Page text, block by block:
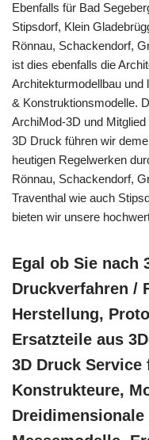
Ebenfalls für Bad
Stipsdorf, Klein
Rönnau, Schackendorf,
ist dies ebenfalls die
Architekturmodellbau und
& Konstruktionsmodelle.
ArchiMod-3D und
3D Druck führen wir
heutigen Regelwerken
Rönnau, Schackendorf,
Traventhal wie auch
bieten wir unsere
Egal ob Sie nach
Druckverfahren /
Herstellung,
Ersatzteile aus
3D Druck
Konstrukteure,